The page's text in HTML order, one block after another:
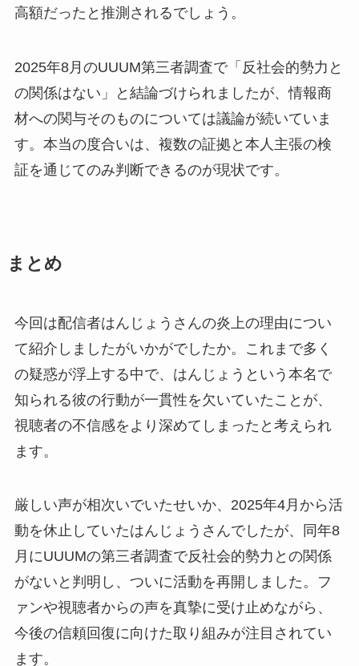
高額だったと推測されるでしょう。
2025年8月のUUUM第三者調査で「反社会的勢力と
の関係はない」と結論づけられましたが、情報商
材への関与そのものについては議論が続いていま
す。本当の度合いは、複数の証拠と本人主張の検
証を通じてのみ判断できるのが現状です。
まとめ
今回は配信者はんじょうさんの炎上の理由につい
て紹介しましたがいかがでしたか。これまで多く
の疑惑が浮上する中で、はんじょうという本名で
知られる彼の行動が一貫性を欠いていたことが、
視聴者の不信感をより深めてしまったと考えられ
ます。
厳しい声が相次いでいたせいか、2025年4月から活
動を休止していたはんじょうさんでしたが、同年8
月にUUUMの第三者調査で反社会的勢力との関係
がないと判明し、ついに活動を再開しました。フ
ァンや視聴者からの声を真摯に受け止めながら、
今後の信頼回復に向けた取り組みが注目されてい
ます。